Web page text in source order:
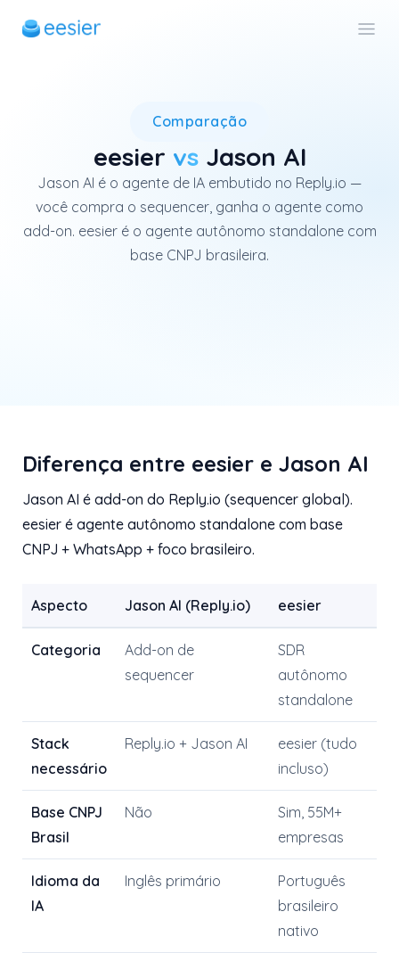
Comparação
eesier vsJason AI
Jason AI é o agente de IA embutido no Reply.io —
você compra o sequencer, ganha o agente como
add-on. eesier é o agente autônomo standalone com
base CNPJ brasileira.
Jason AI é o agente de IA
Diferença entre eesier e Jason AI
Jason AI é add-on do Reply.io (sequencer global).
eesier é agente autônomo standalone com base
CNPJ + WhatsApp + foco brasileiro.
Aspecto Jason AI (Reply.io) eesier
Categoria
Add-on de
sequencer
SDR
autônomo
standalone
Stack
necessário
Reply.io + Jason AI
eesier (tudo
incluso)
Base CNPJ
Brasil
Não
Sim, 55M+
empresas
Idioma da
IA
Inglês primário
Português
brasileiro
nativo